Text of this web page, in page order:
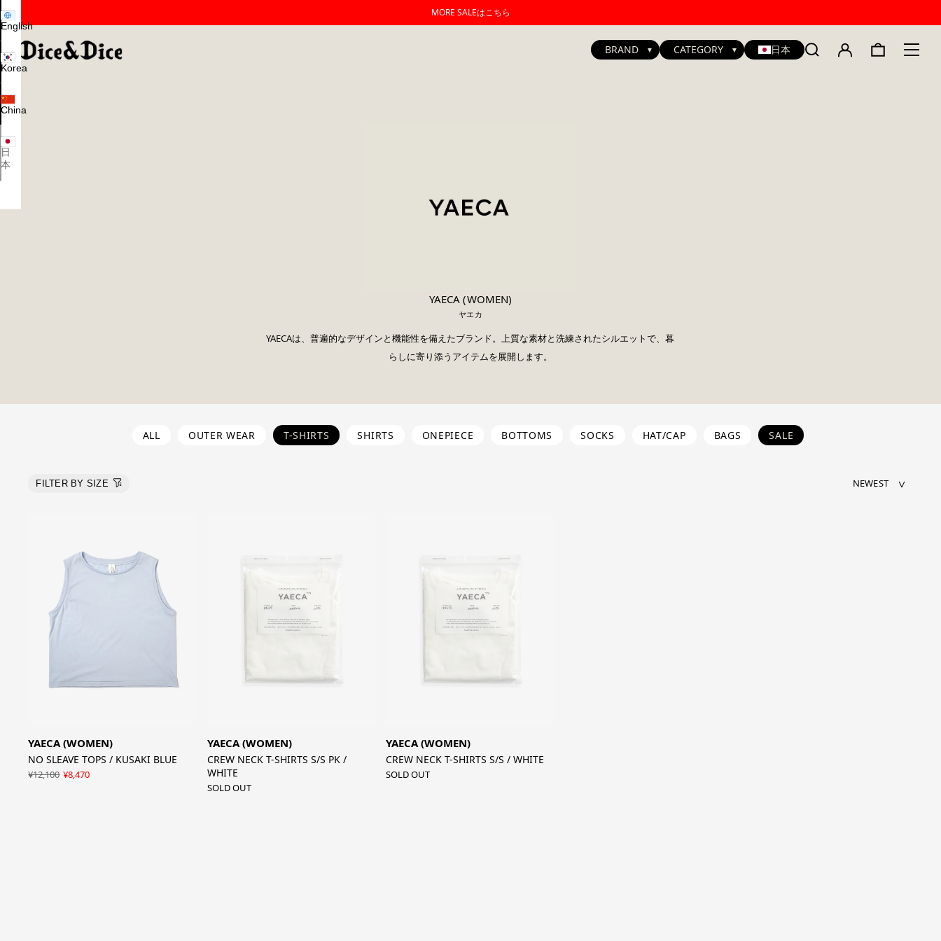
MORE SALEはこちら
BRAND CATEGORY 日本
English
Korea
China
日
本
YAECA (WOMEN)
ヤエカ
YAECAは、普遍的なデザインと機能性を備えたブランド。上質な素材と洗練されたシルエットで、暮
らしに寄り添うアイテムを展開します。
ALL OUTER WEAR T-SHIRTS SHIRTS ONEPIECE BOTTOMS SOCKS HAT/CAP BAGS SALE
YAECA (WOMEN)
NO SLEAVE TOPS / KUSAKI BLUE
¥12,100 ¥8,470
YAECA (WOMEN)
CREW NECK T-SHIRTS S/S PK /
WHITE
SOLD OUT
YAECA (WOMEN)
CREW NECK T-SHIRTS S/S / WHITE
SOLD OUT